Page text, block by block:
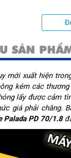
SẢN
mới xuất hiện
kém các
lấy được cảm
giá phải chăng.
Palada PD 70/1.8